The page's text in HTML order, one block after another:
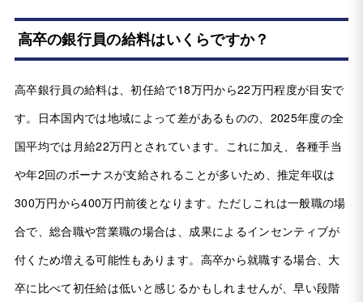
高卒の銀行員の給料はいくらですか？
高卒銀行員の給料は、初任給で18万円から22万円程度が目安で
す。日本国内では地域によって差があるものの、2025年度の全
国平均では月給22万円とされています。これに加え、各種手当
や年2回のボーナスが支給されることが多いため、推定年収は
300万円から400万円前後となります。ただしこれは一般職の場
合で、総合職や営業職の場合は、成果によるインセンティブが
付くため増える可能性もあります。高卒から就職する場合、大
卒に比べて初任給は低いと感じるかもしれませんが、早い段階